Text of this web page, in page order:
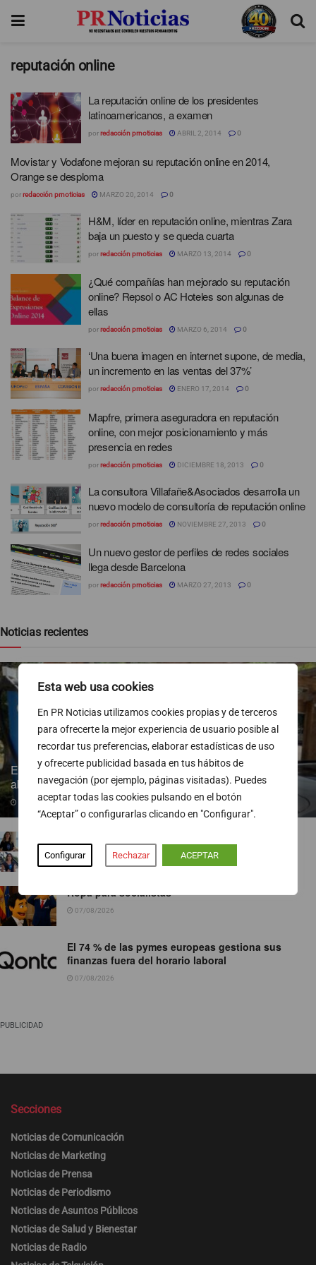
Esta web usa cookies
En PR Noticias utilizamos cookies propias y de terceros
para ofrecerte la mejor experiencia de usuario posible al
recordar tus preferencias, elaborar estadísticas de uso
y ofrecerte publicidad basada en tus hábitos de
navegación (por ejemplo, páginas visitadas). Puedes
aceptar todas las cookies pulsando en el botón
“Aceptar” o configurarlas clicando en "Configurar".
Configurar Rechazar ACEPTAR
reputación online
La reputación online de los presidentes
latinoamericanos, a examen
porredacción prnoticias ABRIL 2, 2014 0
Movistar y Vodafone mejoran su reputación online en 2014,
Orange se desploma
porredacción prnoticias MARZO 20, 2014 0
H&M, líder en reputación online, mientras Zara
baja un puesto y se queda cuarta
porredacción prnoticias MARZO 13, 2014 0
¿Qué compañías han mejorado su reputación
online? Repsol o AC Hoteles son algunas de
ellas
porredacción prnoticias MARZO 6, 2014 0
‘Una buena imagen en internet supone, de media,
un incremento en las ventas del 37%’
porredacción prnoticias ENERO 17, 2014 0
Mapfre, primera aseguradora en reputación
online, con mejor posicionamiento y más
presencia en redes
porredacción prnoticias DICIEMBRE 18, 2013 0
La consultora Villafañe&Asociados desarrolla un
nuevo modelo de consultoría de reputación online
porredacción prnoticias NOVIEMBRE 27, 2013 0
Un nuevo gestor de perfiles de redes sociales
llega desde Barcelona
porredacción prnoticias MARZO 27, 2013 0
Noticias recientes
Endesa pone a disposición más de 300 puntos de recarga
abiertos al público
07/08/2026
07/08/2026
Ropa para socialistas
07/08/2026
El 74 % de las pymes europeas gestiona sus
finanzas fuera del horario laboral
07/08/2026
PUBLICIDAD
Secciones
Noticias de Comunicación
Noticias de Marketing
Noticias de Prensa
Noticias de Periodismo
Noticias de Asuntos Públicos
Noticias de Salud y Bienestar
Noticias de Radio